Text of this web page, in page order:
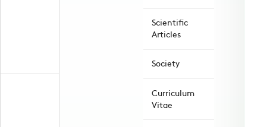
Scientific
Articles
Society
Curriculum
Vitae